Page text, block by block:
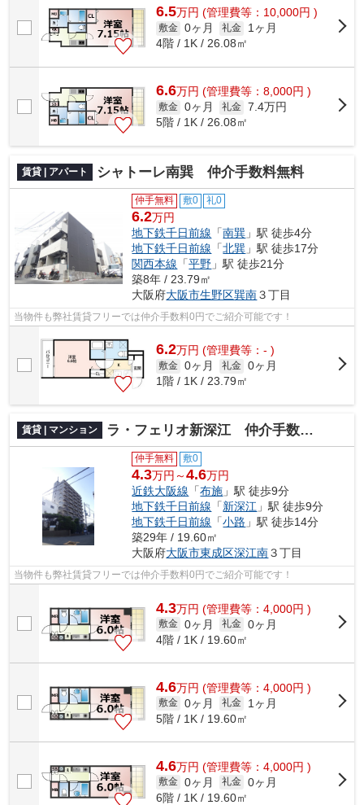
6.5万円 (管理費等：10,000円 )
敷金 0ヶ月 礼金
1ヶ月
4階 / 1K / 26.08㎡
6.6万円 (管理費等：8,000円 )
敷金 0ヶ月 礼金 7.4万円
5階 / 1K / 26.08㎡
賃貸 | アパート シャトーレ南巽 仲介手数料無料
仲手無料 敷0 礼0
6.2万円
地下鉄千日前線 「南巽 」駅 徒歩4分
地下鉄千日前線 「北巽 」駅 徒歩17分
関西本線 「平野 」駅 徒歩21分
築8年 / 23.79㎡
大阪府大阪市生野区巽南３丁目
当物件も弊社賃貸フリーでは仲介手数料0円でご紹介可能です！
6.2万円 (管理費等：- )
敷金 0ヶ月 礼金 0ヶ月
1階 / 1K / 23.79㎡
賃貸 | マンション ラ・フェリオ新深江 仲介手数料無料
仲手無料 敷0
4.3万円～4.6万円
近鉄大阪線 「布施 」駅 徒歩9分
地下鉄千日前線 「新深江 」駅 徒歩9分
地下鉄千日前線 「小路 」駅 徒歩14分
築29年 / 19.60㎡
大阪府大阪市東成区深江南３丁目
当物件も弊社賃貸フリーでは仲介手数料0円でご紹介可能です！
4.3万円 (管理費等：4,000円 )
敷金 0ヶ月 礼金 0ヶ月
4階 / 1K / 19.60㎡
4.6万円 (管理費等：4,000円 )
敷金 0ヶ月 礼金
1ヶ月
5階 / 1K / 19.60㎡
4.6万円 (管理費等：4,000円 )
敷金 0ヶ月 礼金 0ヶ月
6階 / 1K / 19.60㎡